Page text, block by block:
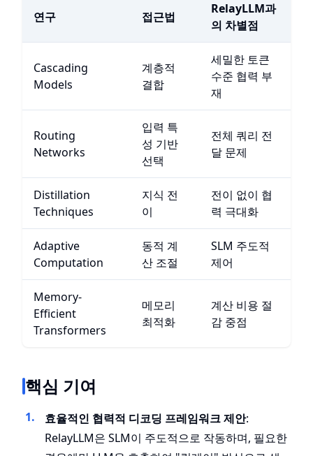
연구 접근법
RelayLLM과
의 차별점
Cascading
Models
계층적
결합
세밀한 토큰
수준 협력 부
재
Routing
Networks
입력 특
성 기반
선택
전체 쿼리 전
달 문제
Distillation
Techniques
지식 전
이
전이 없이 협
력 극대화
Adaptive
Computation
동적 계
산 조절
SLM 주도적
제어
Memory-
Efficient
Transformers
메모리
최적화
계산 비용 절
감 중점
핵심 기여
효율적인 협력적 디코딩 프레임워크 제안:
RelayLLM은 SLM이 주도적으로 작동하며, 필요한